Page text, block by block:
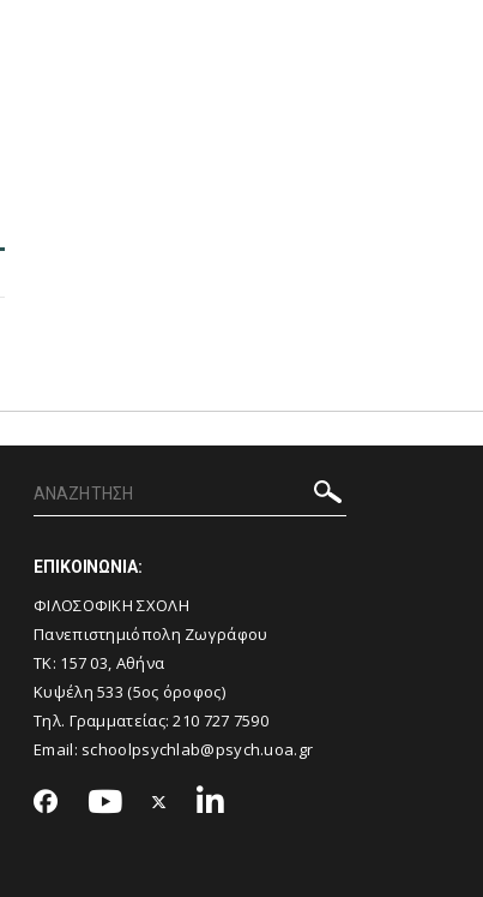
ΕΠΙΚΟΙΝΩΝΙΑ:
ΦΙΛΟΣΟΦΙΚΗ ΣΧΟΛΗ
Πανεπιστημιόπολη Ζωγράφου
ΤΚ: 157 03, Αθήνα
Κυψέλη 533 (5ος όροφος)
Τηλ. Γραμματείας:210 727 7590
Email: schoolpsychlab@psych.uoa.gr